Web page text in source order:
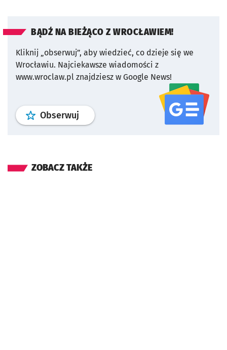
BĄDŹ NA BIEŻĄCO Z WROCŁAWIEM!
Kliknij „obserwuj”, aby wiedzieć, co dzieje się we
Wrocławiu. Najciekawsze wiadomości z
www.wroclaw.pl znajdziesz w Google News!
Obserwuj profil serwisu
ZOBACZ TAKŻE